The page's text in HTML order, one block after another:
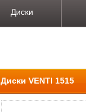
Диски
Диски VENTI 1515